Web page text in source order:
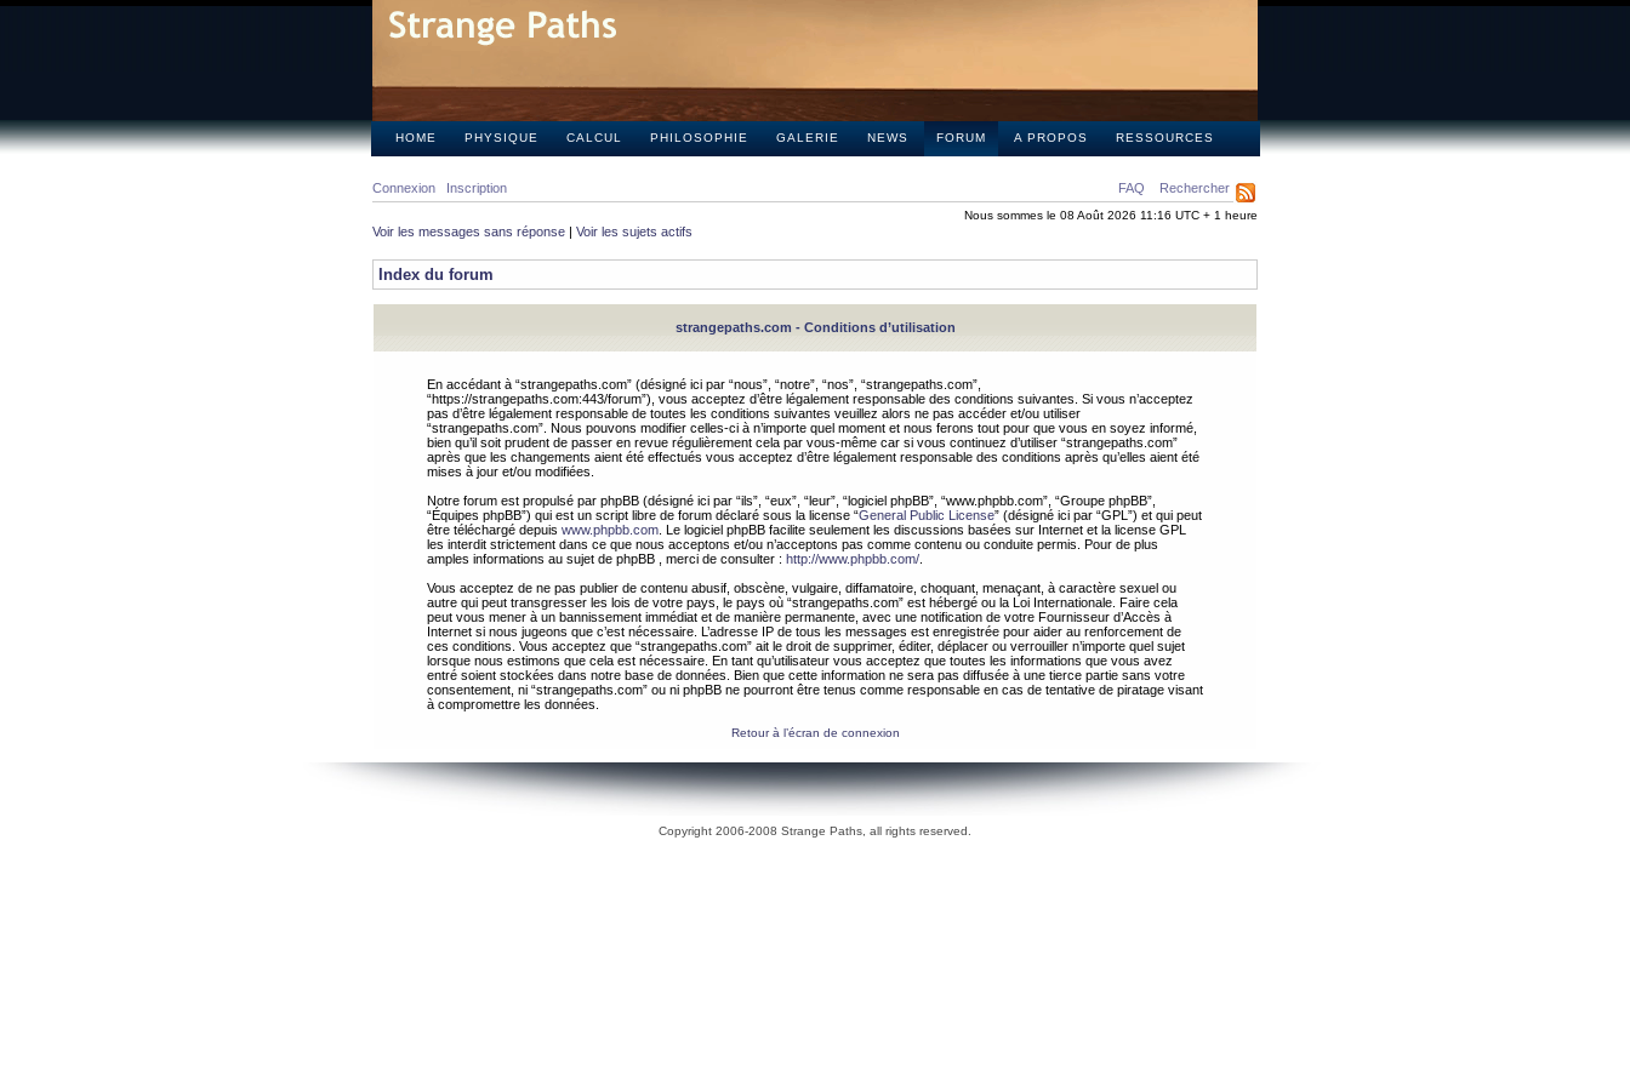
HOME PHYSIQUE CALCUL PHILOSOPHIE GALERIE NEWS FORUM A PROPOS RESSOURCES
FAQ Rechercher
Connexion Inscription
Nous sommes le 08 Août 2026 11:16 UTC + 1 heure
Voir les messages sans réponse | Voir les sujets actifs
Index du forum
strangepaths.com - Conditions d’utilisation
En accédant à “strangepaths.com” (désigné ici par “nous”, “notre”, “nos”, “strangepaths.com”,
“https://strangepaths.com:443/forum”), vous acceptez d’être légalement responsable des conditions suivantes. Si vous n’acceptez
pas d’être légalement responsable de toutes les conditions suivantes veuillez alors ne pas accéder et/ou utiliser
“strangepaths.com”. Nous pouvons modifier celles-ci à n’importe quel moment et nous ferons tout pour que vous en soyez informé,
bien qu’il soit prudent de passer en revue régulièrement cela par vous-même car si vous continuez d’utiliser “strangepaths.com”
après que les changements aient été effectués vous acceptez d’être légalement responsable des conditions après qu’elles aient été
mises à jour et/ou modifiées.
Notre forum est propulsé par phpBB (désigné ici par “ils”, “eux”, “leur”, “logiciel phpBB”, “www.phpbb.com”, “Groupe phpBB”,
“Équipes phpBB”) qui est un script libre de forum déclaré sous la license “General Public License” (désigné ici par “GPL”) et qui peut
être téléchargé depuis www.phpbb.com . Le logiciel phpBB facilite seulement les discussions basées sur Internet et la license GPL
les interdit strictement dans ce que nous acceptons et/ou n’acceptons pas comme contenu ou conduite permis. Pour de plus
amples informations au sujet de phpBB , merci de consulter : http://www.phpbb.com/
Vous acceptez de ne pas publier de contenu abusif, obscène, vulgaire, diffamatoire, choquant, menaçant, à caractère sexuel ou
autre qui peut transgresser les lois de votre pays, le pays où “strangepaths.com” est hébergé ou la Loi Internationale. Faire cela
peut vous mener à un bannissement immédiat et de manière permanente, avec une notification de votre Fournisseur d’Accès à
Internet si nous jugeons que c’est nécessaire. L’adresse IP de tous les messages est enregistrée pour aider au renforcement de
ces conditions. Vous acceptez que “strangepaths.com” ait le droit de supprimer, éditer, déplacer ou verrouiller n’importe quel sujet
lorsque nous estimons que cela est nécessaire. En tant qu’utilisateur vous acceptez que toutes les informations que vous avez
entré soient stockées dans notre base de données. Bien que cette information ne sera pas diffusée à une tierce partie sans votre
consentement, ni “strangepaths.com” ou ni phpBB ne pourront être tenus comme responsable en cas de tentative de piratage visant
à compromettre les données.
Retour à l’écran de connexion
Copyright 2006-2008 Strange Paths, all rights reserved.